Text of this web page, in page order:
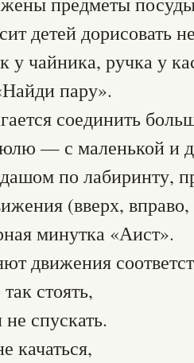
детей дорисовать
у чайника, ручка у
пару».
соединить
— с маленькой и
по лабиринту,
(вверх, вправо,
минутка «Аист».
движения
стоять,
спускать.
качаться,